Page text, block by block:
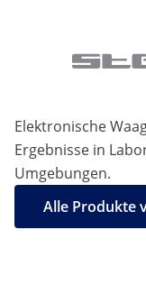
Elektronische
Ergebnisse in
Umgebungen.
Alle Produkte